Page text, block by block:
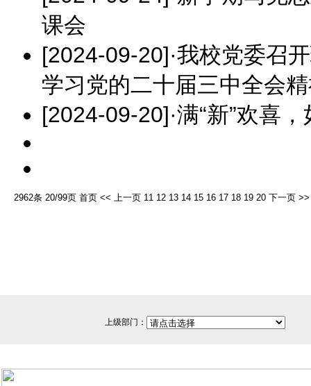
课会
[2024-09-20]·我校党委召
学习党的二十届三中全会
[2024-09-20]·满“新”欢喜
2962条 20/99页 首页 << 上一页 11 12 13 14 15 16 17 18 19 20 下一页 >>
上级部门：